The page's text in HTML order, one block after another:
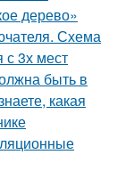
дерево»
Схема
с 3х мест
быть в
какая